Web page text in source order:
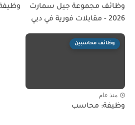
وظائف مجموعة جيل سمارت
2026 - مقابلات فورية في دبي
وظائف محاسبين
منذ عام
وظيفة: محاسب